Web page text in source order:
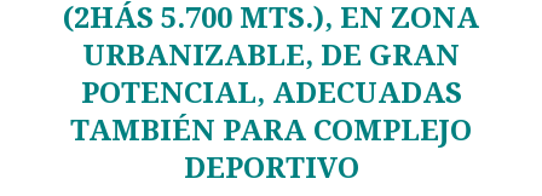
(2HÁS 5.700 MTS.), EN ZONA
URBANIZABLE, DE GRAN
POTENCIAL, ADECUADAS
TAMBIÉN PARA COMPLEJO
DEPORTIVO